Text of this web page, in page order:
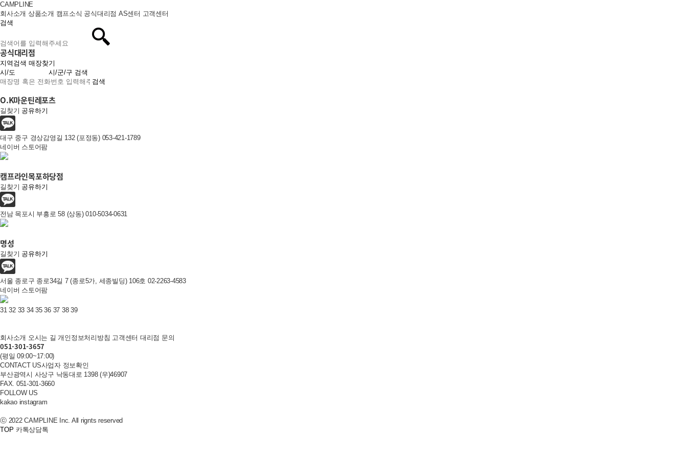
CAMPLINE
회사소개 상품소개 캠프소식 공식대리점 AS센터 고객센터
검색
공식대리점
지역검색 매장찾기
검색
검색
O.K마운틴레포츠​​​​​​​
길찾기 공유하기
대구 중구 경상감영길 132 (포정동) 053-421-1789​​​
네이버 스토어팜
캠프라인목포하당점
길찾기 공유하기
전남 목포시 부흥로 58 (상동)010-5034-0631
명성
길찾기 공유하기
서울 종로구 종로34길 7 (종로5가, 세종빌딩) 106호 02-2263-4583​​​
네이버 스토어팜
31 32 33 34 35 36 37 38 39
30m
회사소개 오시는 길 개인정보처리방침 고객센터 대리점 문의
051-301-3657
(평일 09:00~17:00)
CONTACT US사업자 정보확인
부산광역시 사상구 낙동대로 1398 (우)46907
FAX. 051-301-3660
FOLLOW US
kakao instagram
ⓒ 2022 CAMPLINE Inc. All rignts reserved
TOP 카톡상담톡